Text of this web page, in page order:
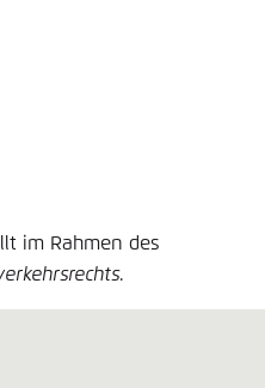
im Rahmen des
.